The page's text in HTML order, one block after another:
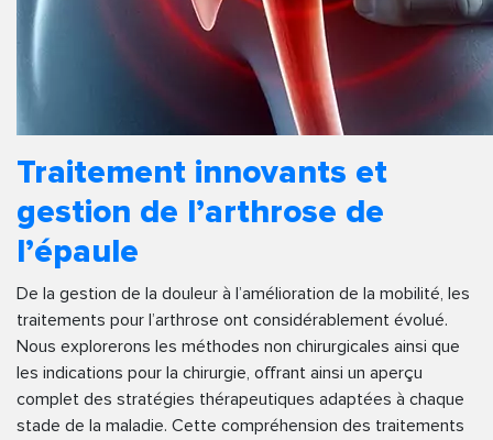
Traitement innovants et
gestion de l’arthrose de
l’épaule
De la gestion de la douleur à l’amélioration de la mobilité, les
traitements pour l’arthrose ont considérablement évolué.
Nous explorerons les méthodes non chirurgicales ainsi que
les indications pour la chirurgie, offrant ainsi un aperçu
complet des stratégies thérapeutiques adaptées à chaque
stade de la maladie. Cette compréhension des traitements